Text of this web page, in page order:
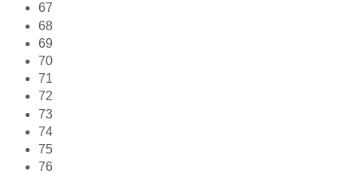
67
68
69
70
71
72
73
74
75
76